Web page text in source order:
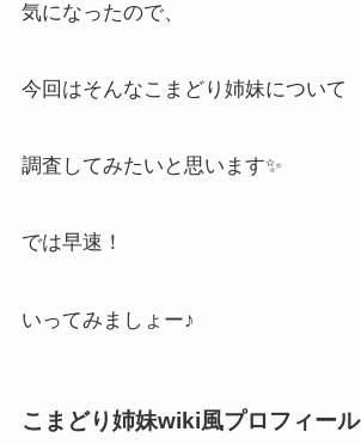
気になったので、
今回はそんなこまどり姉妹について
調査してみたいと思います✨
では早速！
いってみましょー♪
こまどり姉妹wiki風プロフィール